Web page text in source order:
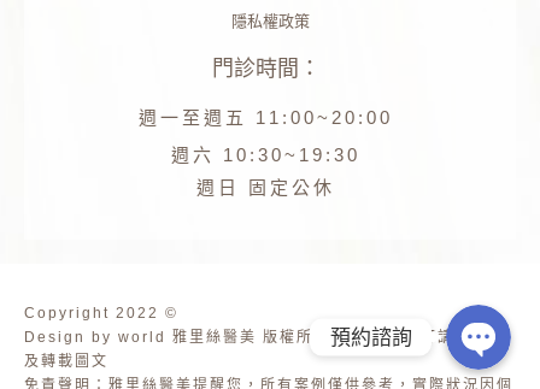
隱私權政策
門診時間：
週一至週五 11:00~20:00
週六 10:30~19:30
週日 固定公休
Copyright 2022 ©
Design by world 雅里絲醫美 版權所有 未經公司許可請勿擷取
及轉載圖文
免責聲明：雅里絲醫美提醒您，所有案例僅供參考，實際狀況因個
預約諮詢